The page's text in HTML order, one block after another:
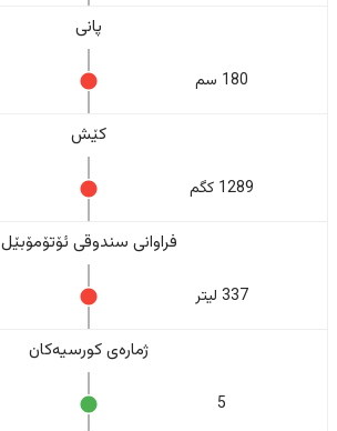
پانی
180 سم
کێش
1289 کگم
فراوانی سندوقی ئۆتۆمۆبێل
337 لیتر
ژمارەی کورسیەکان
5